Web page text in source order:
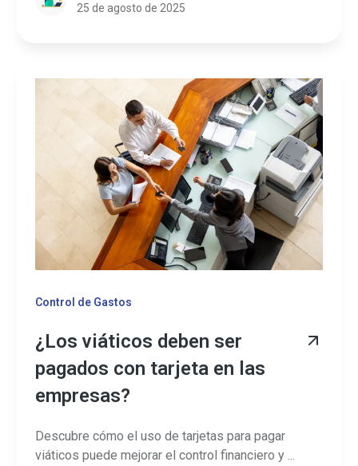
25 de agosto de 2025
Control de Gastos
¿Los viáticos deben ser
pagados con tarjeta en las
empresas?
Descubre cómo el uso de tarjetas para pagar
viáticos puede mejorar el control financiero y ...